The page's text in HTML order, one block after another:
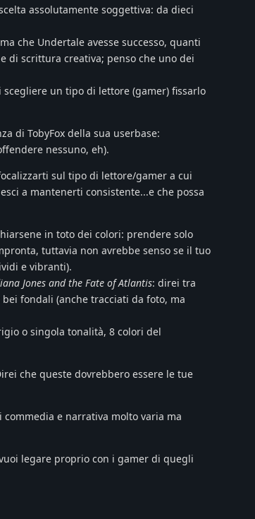
assolutamente soggettiva: da dieci
che Undertale avesse successo, quanti
di scrittura creativa; penso che uno dei
un tipo di lettore (gamer) fissarlo
di TobyFox della sua userbase:
nessuno, eh).
sul tipo di lettore/gamer a cui
a mantenerti consistente...e che possa
in toto dei colori: prendere solo
tuttavia non avrebbe senso se il tuo
e vibranti).
Jones and the Fate of Atlantis: direi tra
fondali (anche tracciati da foto, ma
o singola tonalità, 8 colori del
che queste dovrebbero essere le tue
e narrativa molto varia ma
legare proprio con i gamer di quegli